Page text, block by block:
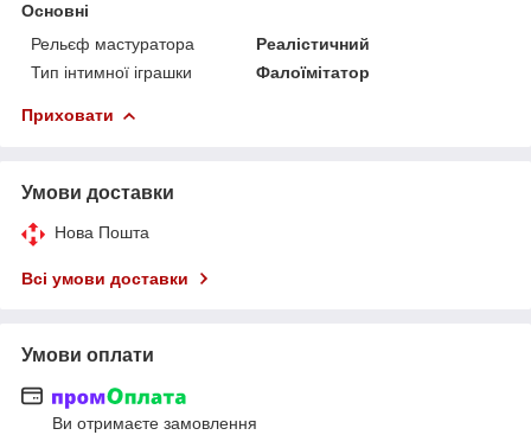
Основні
Рельєф мастуратора
Реалістичний
Тип інтимної іграшки
Фалоїмітатор
Приховати
Умови доставки
Нова Пошта
Всі умови доставки
Умови оплати
Ви отримаєте замовлення